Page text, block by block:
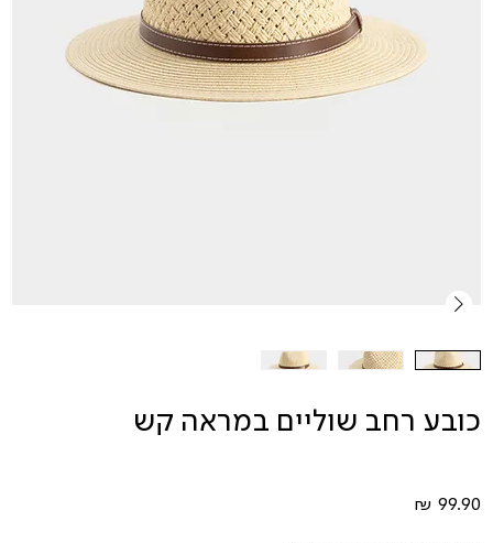
כובע רחב שוליים במראה קש